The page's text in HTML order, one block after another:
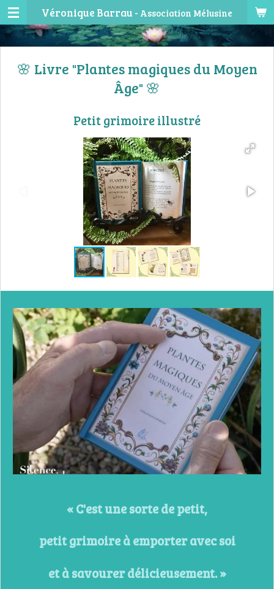
Passer
au
Véronique Barrau - Association Mélusine
🌸 Livre "Plantes magiques du Moyen
Âge" 🌸
Petit grimoire illustré
« C'est une sorte de petit,
petit grimoire à emporter avec soi
et à savourer délicieusement. »